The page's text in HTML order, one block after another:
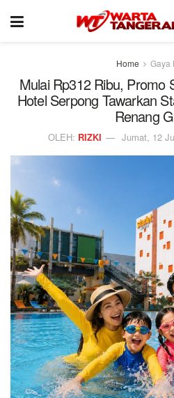
Home Gaya
Mulai Rp312 Ribu, Promo
Hotel Serpong Tawarkan
Renang
OLEH: RIZKI Jumat, 12